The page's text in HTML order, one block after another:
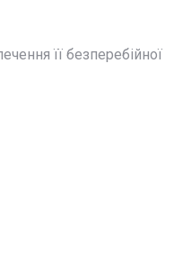
її безперебійної